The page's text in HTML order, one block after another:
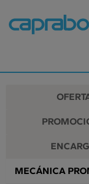
y
en
nuestros
contenido
página
¿AÚN NO
MECÁNICA